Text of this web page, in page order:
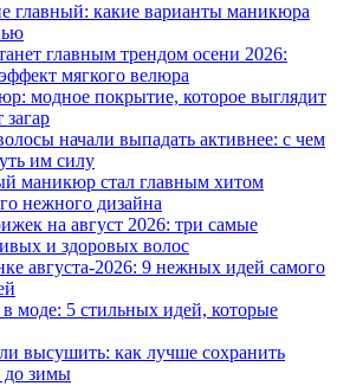
главный: какие варианты маникюра
главным трендом осени 2026:
мягкого велюра
модное покрытие, которое выглядит
загар
начали выпадать активнее: с чем
им силу
маникюр стал главным хитом
нежного дизайна
на август 2026: три самые
и здоровых волос
августа-2026: 9 нежных идей самого
моде: 5 стильных идей, которые
высушить: как лучше сохранить
до зимы